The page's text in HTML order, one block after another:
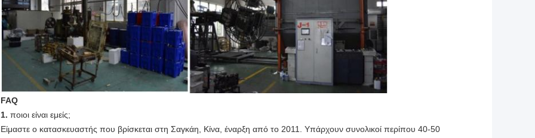
FAQ
1. ποιοι είναι εμείς;
Είμαστε ο κατασκευαστής που βρίσκεται στη Σαγκάη, Κίνα, έναρξη από το 2011. Υπάρχουν συνολικοί περίπου 40-50